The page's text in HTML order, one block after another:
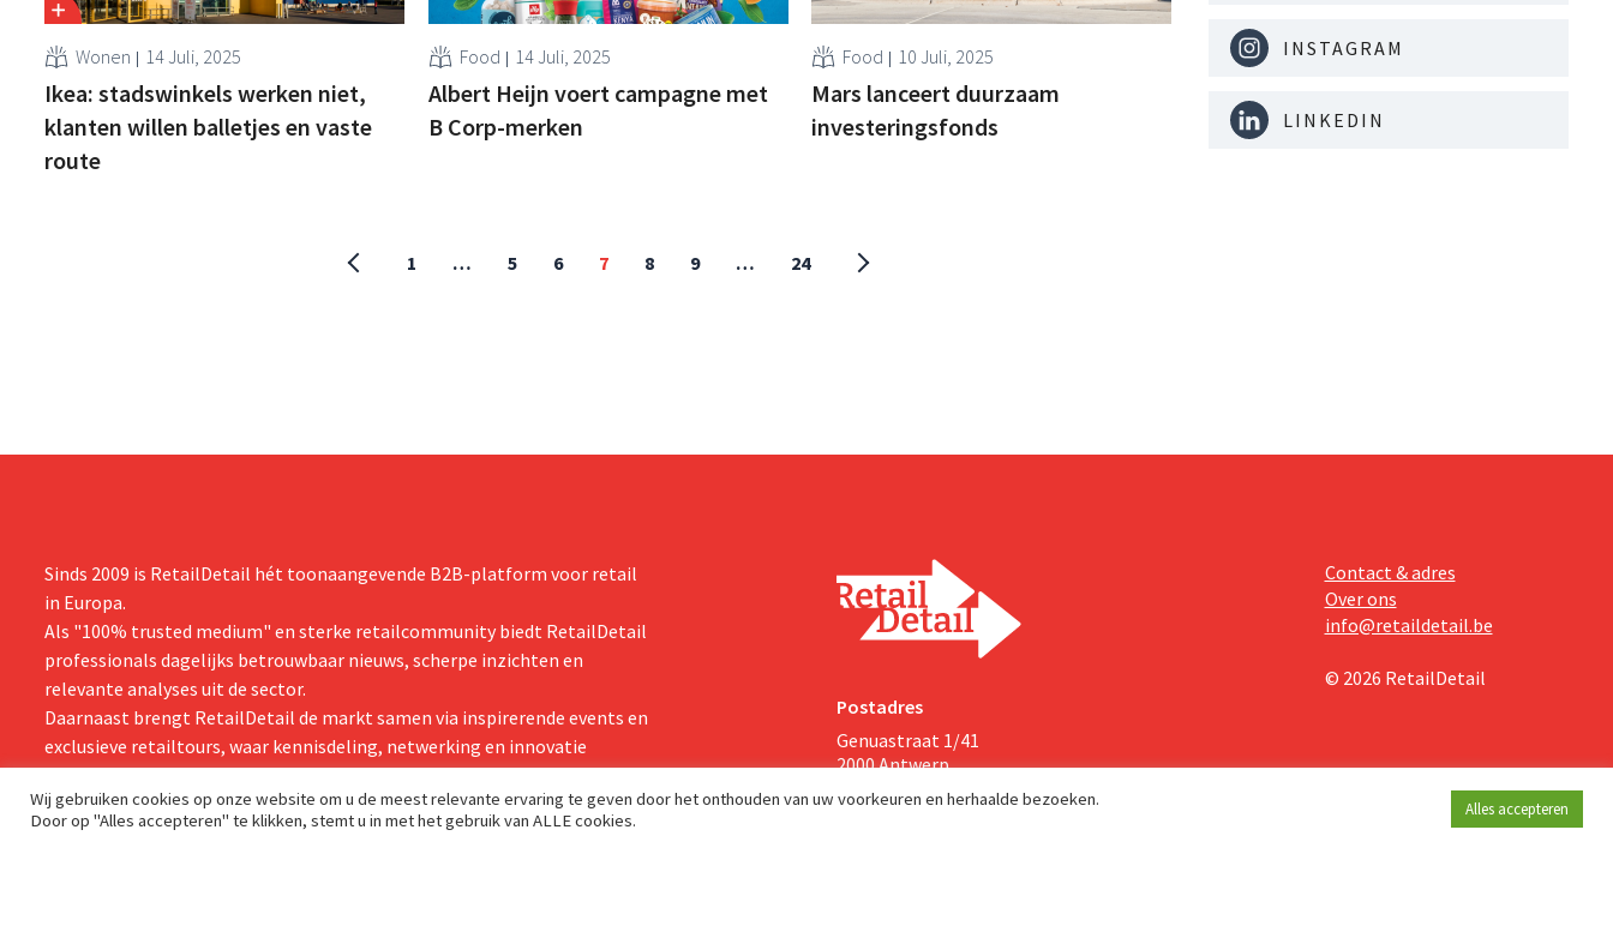
Wonen 14 Juli, 2025
Ikea: stadswinkels werken niet,
klanten willen balletjes en vaste
route
Food 14 Juli, 2025
Albert Heijn voert campagne met
B Corp-merken
Food 10 Juli, 2025
Mars lanceert duurzaam
investeringsfonds
1 … 5 6 7 8 9 … 24
INSTAGRAM
LINKEDIN
Sinds 2009 is RetailDetail hét toonaangevende B2B-platform voor retail
in Europa.
Als "100% trusted medium" en sterke retailcommunity biedt RetailDetail
professionals dagelijks betrouwbaar nieuws, scherpe inzichten en
relevante analyses uit de sector.
Daarnaast brengt RetailDetail de markt samen via inspirerende events en
exclusieve retailtours, waar kennisdeling, netwerking en innovatie
centraal staan.
Postadres
Genuastraat 1/41
2000 Antwerp
Contact & adres
Over ons
info@retaildetail.be
© 2026 RetailDetail
Wij gebruiken cookies op onze website om u de meest relevante ervaring te geven door het onthouden van uw voorkeuren en herhaalde bezoeken.
Door op "Alles accepteren" te klikken, stemt u in met het gebruik van ALLE cookies.
Alles accepteren